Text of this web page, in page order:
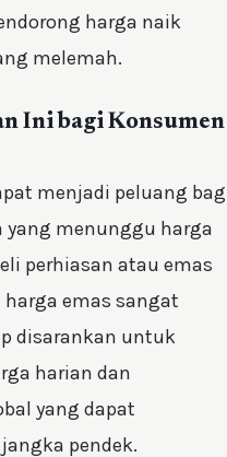
harga naik
melemah.
Ini bagi
menjadi peluang
yang menunggu harga
perhiasan atau emas
emas sangat
disarankan untuk
harian dan
yang dapat
pendek.